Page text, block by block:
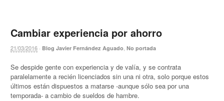
Cambiar experiencia por ahorro
21/03/2016 · Blog Javier Fernández Aguado,No portada
Se despide gente con experiencia y de valía, y se contrata
paralelamente a recién licenciados sin una ni otra, solo porque estos
últimos están dispuestos a matarse -aunque sólo sea por una
temporada- a cambio de sueldos de hambre.